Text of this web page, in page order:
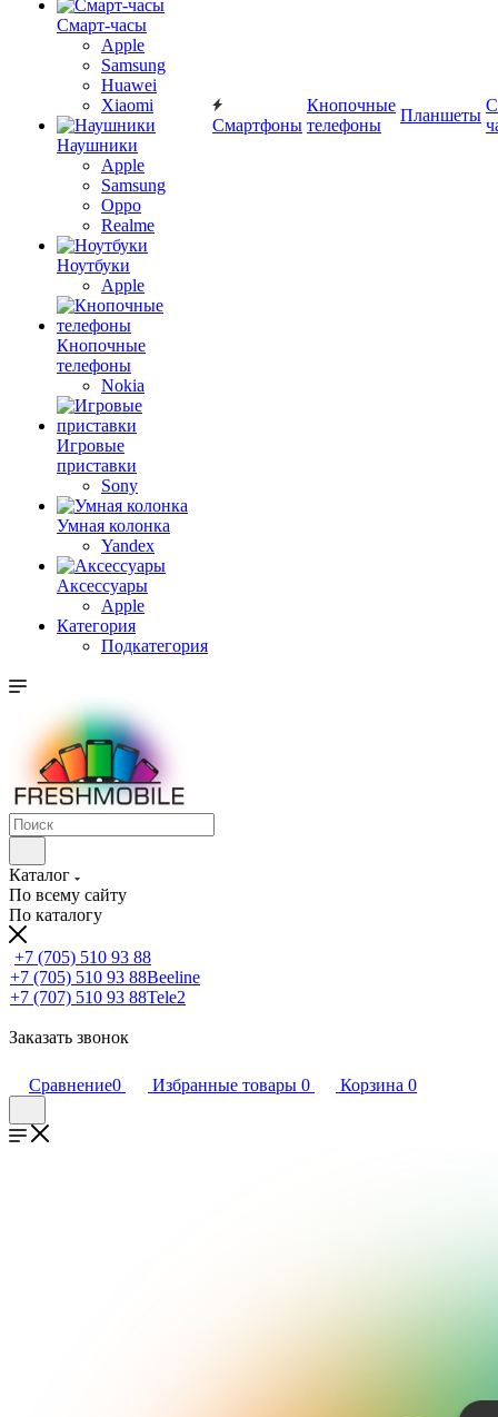
Смарт-часы
Apple
Samsung
Huawei
Xiaomi
Наушники
Apple
Samsung
Oppo
Realme
Ноутбуки
Apple
Кнопочные
телефоны
Nokia
Игровые
приставки
Sony
Умная колонка
Yandex
Аксессуары
Apple
Категория
Подкатегория
Смартфоны
Кнопочные
телефоны
Планшеты
Каталог
По всему сайту
По каталогу
+7 (705) 510 93 88
+7 (705) 510 93 88Beeline
+7 (707) 510 93 88Tele2
Заказать звонок
Сравнение0 Избранные товары 0 Корзина 0